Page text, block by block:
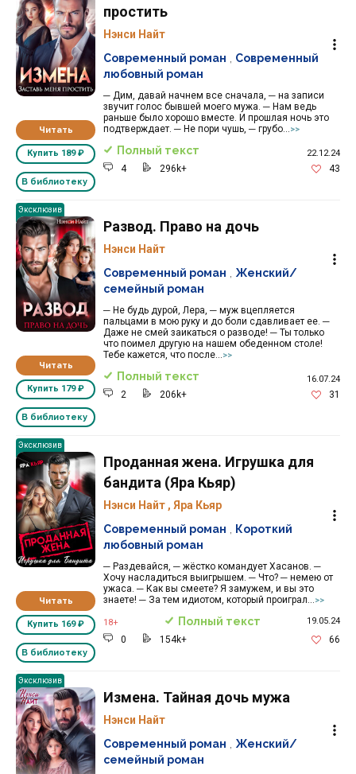
Читать
Купить 189 ₽
В библиотеку
простить
Нэнси Найт
─ Дим, давай начнем все сначала, ─ на записи
звучит голос бывшей моего мужа. ─ Нам ведь
раньше было хорошо вместе. И прошлая ночь это
подтверждает. ─ Не пори чушь, ─ грубо...
>>
Современный роман
Современный
любовный роман
Полный текст 22.12.24
4 296k+ 43
Эксклюзив
Читать
Купить 179 ₽
В библиотеку
Развод. Право на дочь
Нэнси Найт
─ Не будь дурой, Лера, ─ муж вцепляется
пальцами в мою руку и до боли сдавливает ее. ─
Даже не смей заикаться о разводе! ─ Ты только
что поимел другую на нашем обеденном столе!
Тебе кажется, что после...
>>
Современный роман
Женский/
семейный роман
Полный текст 16.07.24
2 206k+ 31
Эксклюзив
Читать
Купить 169 ₽
В библиотеку
Проданная жена. Игрушка для
бандита (Яра Кьяр)
Нэнси Найт , Яра Кьяр
─ Раздевайся, ─ жёстко командует Хасанов. ─
Хочу насладиться выигрышем. ─ Что? ─ немею от
ужаса. ─ Как вы смеете? Я замужем, и вы это
знаете! ─ За тем идиотом, который проиграл...
>>
Современный роман
Короткий
любовный роман
18+ Полный текст 19.05.24
0 154k+ 66
Эксклюзив
Измена. Тайная дочь мужа
Нэнси Найт
Современный роман
Женский/
семейный роман